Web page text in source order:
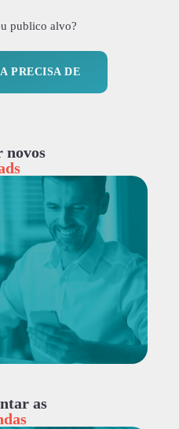
publico alvo?
PRECISA DE
novos
as